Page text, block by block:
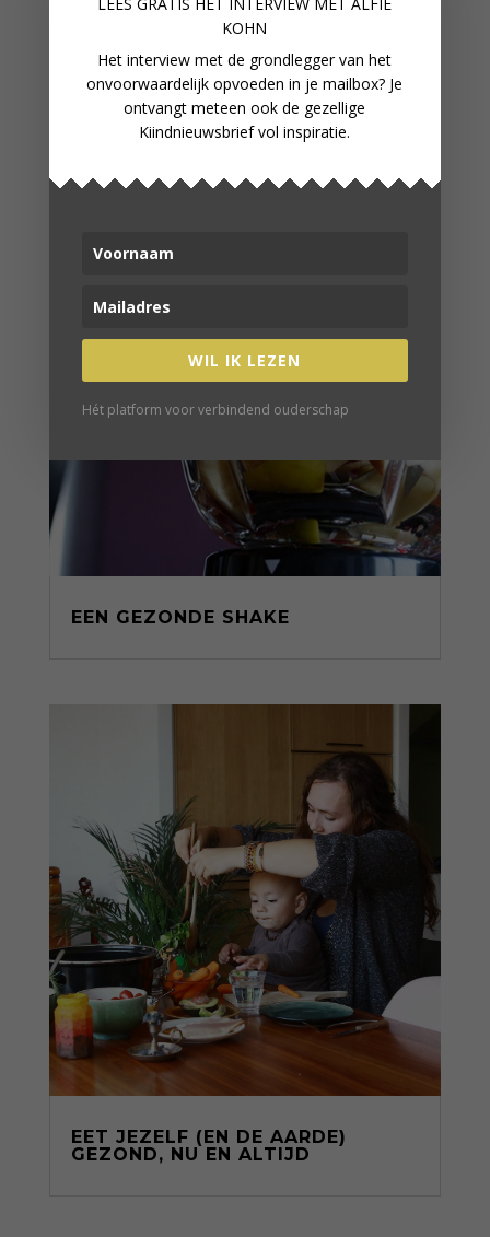
EEN GEZONDE SHAKE
EET JEZELF (EN DE AARDE)
GEZOND, NU EN ALTIJD
KOHN
Het interview met de grondlegger van het
onvoorwaardelijk opvoeden in je mailbox? Je
ontvangt meteen ook de gezellige
Kiindnieuwsbrief vol inspiratie.
WIL IK LEZEN
Hét platform voor verbindend ouderschap